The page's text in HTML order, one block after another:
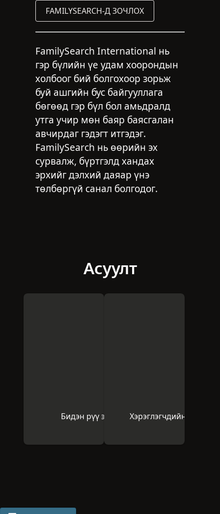
FAMILYSEARCH-Д ЗОЧЛОХ
FamilySearch International нь
гэр бүлийн үе удам хоорондын
холбоог бий болгохоор зорьж
буй ашгийн бус байгууллага
бөгөөд гэр бүл бол амьдралд
утга учир мөн баяр баясгалан
авчирдаг гэдэгт итгэдэг.
FamilySearch нь өөрийн эх
сурвалж, бүртгэлд хандах
эрхийг дэлхий даяар үнэ
төлбөргүй санал болгодог.
Асуулт
Бидэн рүү э-мэйл илгээхХэрэглэгчдийн